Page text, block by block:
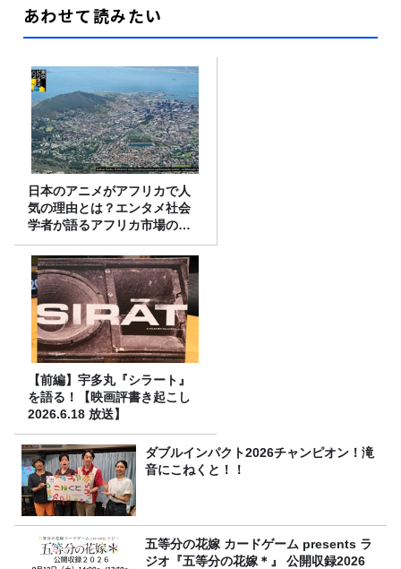
あわせて読みたい
日本のアニメがアフリカで人
気の理由とは？エンタメ社会
学者が語るアフリカ市場のリ
アル
【前編】宇多丸『シラート』
を語る！【映画評書き起こし
2026.6.18 放送】
ダブルインパクト2026チャンピオン！滝
音にこねくと！！
五等分の花嫁 カードゲーム presents ラ
ジオ『五等分の花嫁＊』 公開収録2026